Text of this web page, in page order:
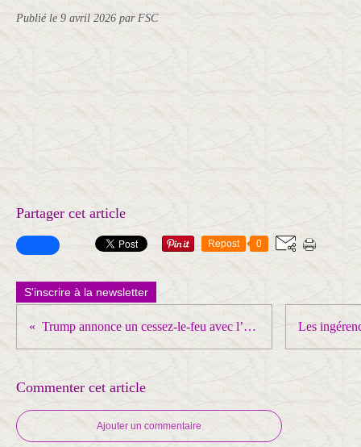
Publié le 9 avril 2026 par FSC
Partager cet article
Repost 0
S'inscrire à la newsletter
Trump annonce un cessez-le-feu avec l’Iran: une porte de sortie ou une tromperie de plus ?
Commenter cet article
Ajouter un commentaire